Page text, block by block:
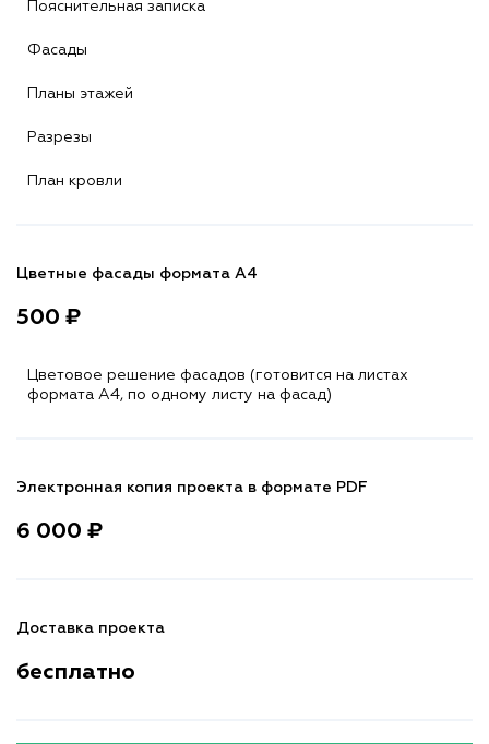
Пояснительная записка
Фасады
Планы этажей
Разрезы
План кровли
Цветные фасады формата А4
500 ₽
Цветовое решение фасадов (готовится на листах
формата A4, по одному листу на фасад)
Электронная копия проекта в формате PDF
6 000 ₽
Доставка проекта
бесплатно